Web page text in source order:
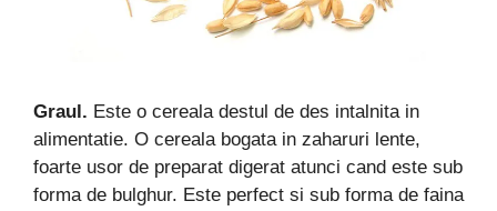
Graul. Este o cereala destul de des intalnita in
alimentatie. O cereala bogata in zaharuri lente,
foarte usor de preparat digerat atunci cand este sub
forma de bulghur. Este perfect si sub forma de faina